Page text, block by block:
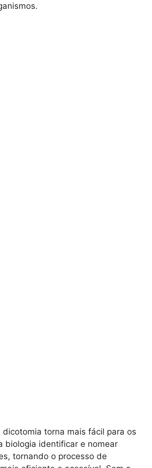
dicotomia torna mais fácil para os
biologia identificar e nomear
tornando o processo de